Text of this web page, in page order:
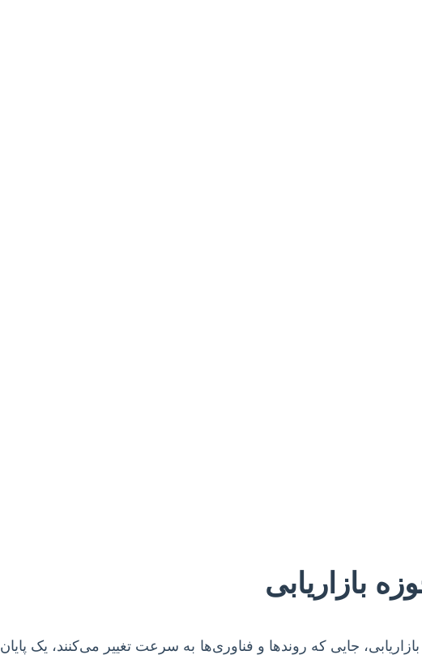
بازاریابی
جایی که روندها و فناوری‌ها به سرعت تغییر می‌کنند، یک پایان